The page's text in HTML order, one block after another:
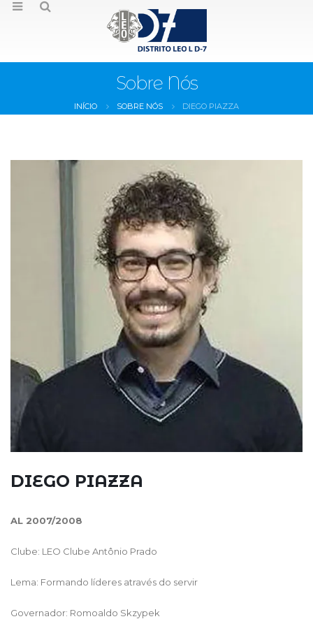
Sobre Nós
INÍCIO SOBRE NÓS DIEGO PIAZZA
DIEGO PIAZZA
AL 2007/2008
Clube: LEO Clube Antônio Prado
Lema: Formando líderes através do servir
Governador: Romoaldo Skzypek